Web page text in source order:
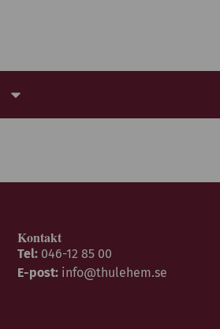
Kontakt
Tel: 046-12 85 00
E-post: info@thulehem.se